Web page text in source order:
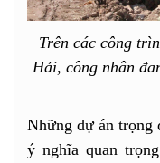
Trên các công
Hải, công nhân
Những dự án trọng
ý nghĩa quan